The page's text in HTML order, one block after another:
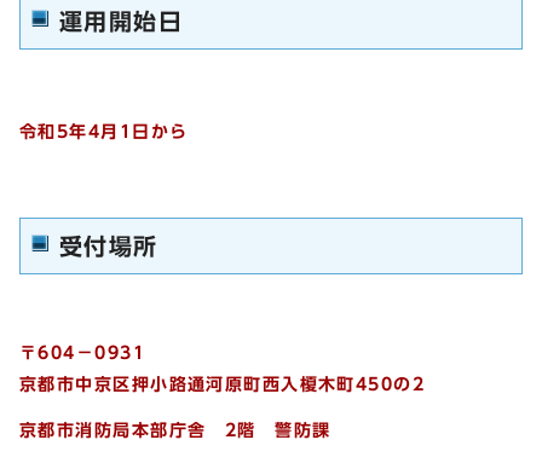
運用開始日
令和5年4月1日から
受付場所
〒604－0931
京都市中京区押小路通河原町西入榎木町450の2
京都市消防局本部庁舎 2階 警防課